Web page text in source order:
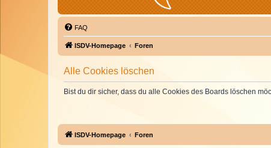
FAQ
ISDV-Homepage Foren
Alle Cookies löschen
Bist du dir sicher, dass du alle Cookies des Boards löschen
ISDV-Homepage Foren